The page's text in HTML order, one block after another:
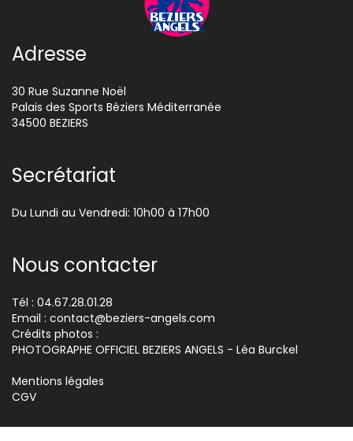
Adresse
30 Rue Suzanne Noël
Palais des Sports Béziers Méditerranée
34500 BEZIERS
Secrétariat
Du Lundi au Vendredi: 10h00 à 17h00
Nous contacter
Tél : 04.67.28.01.28
Email : contact@beziers-angels.com
Crédits photos :
PHOTOGRAPHE OFFICIEL BEZIERS ANGELS - Léa Burckel
Mentions légales
CGV